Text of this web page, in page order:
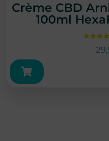
Crème CBD
100ml